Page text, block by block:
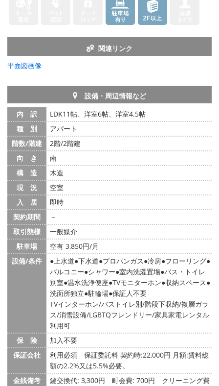
関連リンク
平面図画像
設備・周辺情報など
内 訳
LDK11帖、洋室6帖、洋室4.5帖
種 別
アパート
階数/階建
2階/2階建
向 き
南
構 造
木造
現 況
空室
入 居
即時
契約期間
－
取引態様
一般媒介
駐車場
空有 3,850円/月
設備/条件
上水道 下水道 プロパンガス 冷房 フローリング
バルコニー シャワー 室内洗濯置場 バス・トイレ
別室 温水洗浄便座 TVモニターホン 収納スペース
洗面所独立 駐輪場 保証人不要
TVインターホン/バストイレ別/階段下収納/複層ガラ
ス/消雪設備/LGBTQフレンドリー/家具家電レンタル
利用可
保 険
加入不要
保証会社
利用必須 保証委託料 契約時:22,000円 月額:賃料総
額の2.2%又は5.5%必要。
金銭備考
鍵交換代: 3,300円 町会費: 700円
クリーニング費